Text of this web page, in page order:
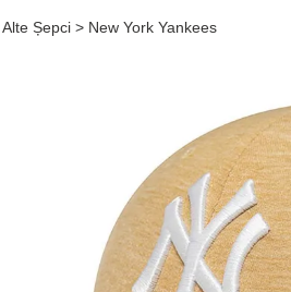
Alte Șepci > New York Yankees